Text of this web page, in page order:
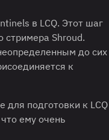
в LCQ. Этот шаг
стримера Shroud.
до сих
к
для подготовки к LCQ
ему очень